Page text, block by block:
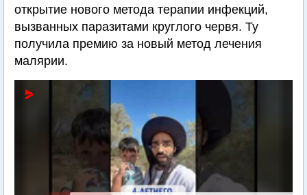
открытие нового метода терапии инфекций,
вызванных паразитами круглого червя. Ту
получила премию за новый метод лечения
малярии.